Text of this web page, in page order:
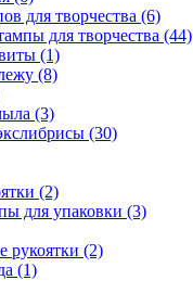
для творчества (6)
для творчества (44)
(1)
(8)
(3)
(30)
(2)
для упаковки (3)
рукоятки (2)
(1)